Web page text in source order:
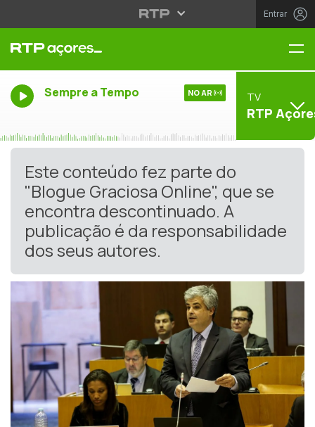
Entrar
Sempre a Tempo NO AR TV
RTP
Este conteúdo fez parte do
"Blogue Graciosa Online", que se
encontra descontinuado. A
publicação é da responsabilidade
dos seus autores.